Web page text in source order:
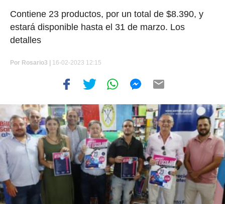
Contiene 23 productos, por un total de $8.390, y
estará disponible hasta el 31 de marzo. Los
detalles
Por Rosario3 | 16-02-2023 12:15